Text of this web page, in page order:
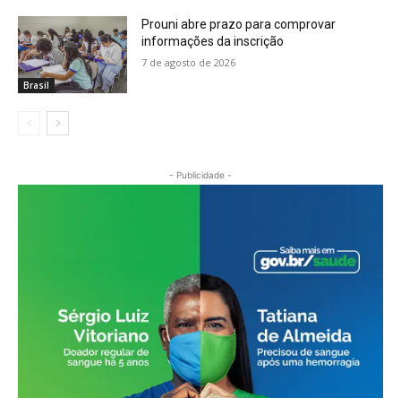
Brasil
Prouni abre prazo para comprovar
informações da inscrição
7 de agosto de 2026
- Publicidade -